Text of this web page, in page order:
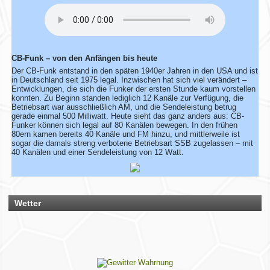
Bitte hab ein wenig Geduld, wenn die Umsetzung nicht immer
sofort klappt. Vielen Dank!
Rhein-Main Funkertreffen
Wir laden euch recht herzlich zu unserem 12. Rhein-Main
Funkertreffen vom 17. bis 19. JULI 2026 ein.
Hotel November DX Group
Wir überarbeiten unsere Map!
Wir aktualisieren derzeit unsere Karte der aktiven CB-Funker.
Alle aktiven Mitglieder werden ab sofort mit einem grünen
Symbol markiert.
zusammen mit deinen Informationen mit!
Solltest du schon eingetragen sein, aber deine Daten oder
CB-Funk – von den Anfängen bis heute
Der CB-Funk entstand in den späten 1940er Jahren in den USA und ist
in Deutschland seit 1975 legal. Inzwischen hat sich viel verändert –
Entwicklungen, die sich die Funker der ersten Stunde kaum vorstellen
konnten. Zu Beginn standen lediglich 12 Kanäle zur Verfügung, die
Betriebsart war ausschließlich AM, und die Sendeleistung betrug
gerade einmal 500 Milliwatt. Heute sieht das ganz anders aus: CB-
Funker können sich legal auf 80 Kanälen bewegen. In den frühen
80ern kamen bereits 40 Kanäle und FM hinzu, und mittlerweile ist
sogar die damals streng verbotene Betriebsart SSB zugelassen – mit
40 Kanälen und einer Sendeleistung von 12 Watt.
Wetter